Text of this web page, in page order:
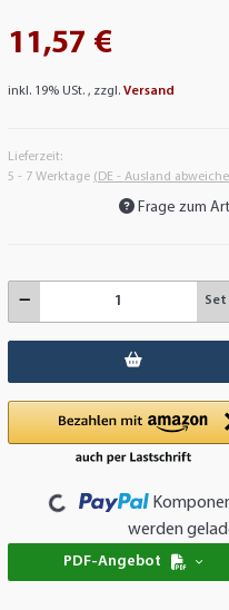
11,57 €
inkl. 19% USt. , zzgl.Versand
Lieferzeit:
5 - 7 Werktage (DE - Ausland
Frage zum
Set
werden
PDF-Angebot